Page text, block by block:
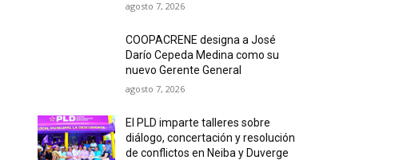
agosto 7, 2026
COOPACRENE designa a José
Darío Cepeda Medina como su
nuevo Gerente General
agosto 7, 2026
El PLD imparte talleres sobre
diálogo, concertación y resolución
de conflictos en Neiba y Duverge